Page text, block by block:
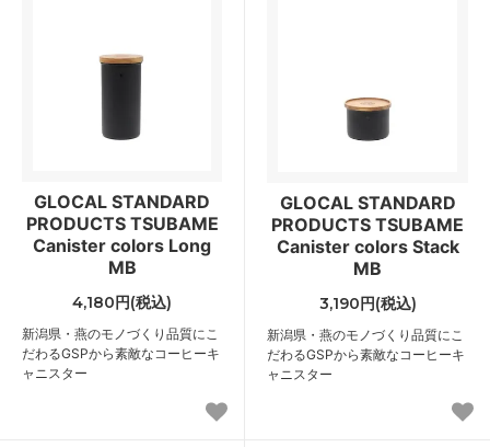
GLOCAL STANDARD
PRODUCTS TSUBAME
Canister colors Long
MB
4,180円(税込)
新潟県・燕のモノづくり品質にこ
だわるGSPから素敵なコーヒーキ
ャニスター
GLOCAL STANDARD
PRODUCTS TSUBAME
Canister colors Stack
MB
3,190円(税込)
新潟県・燕のモノづくり品質にこ
だわるGSPから素敵なコーヒーキ
ャニスター